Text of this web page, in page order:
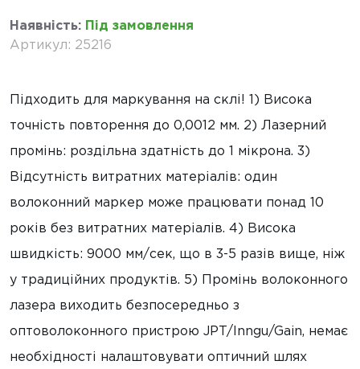
Наявність: Під замовлення
Артикул : 25216
Підходить для маркування на склі! 1) Висока
точність повторення до 0,0012 мм. 2) Лазерний
промінь: роздільна здатність до 1 мікрона. 3)
Відсутність витратних матеріалів: один
волоконний маркер може працювати понад 10
років без витратних матеріалів. 4) Висока
швидкість: 9000 мм/сек, що в 3-5 разів вище, ніж
у традиційних продуктів. 5) Промінь волоконного
лазера виходить безпосередньо з
оптоволоконного пристрою JPT/Inngu/Gain, немає
необхідності налаштовувати оптичний шлях